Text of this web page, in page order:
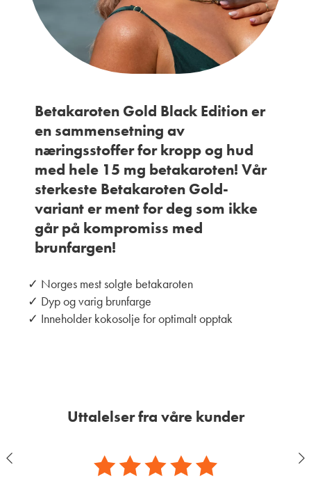
Betakaroten Gold Black Edition er
en sammensetning av
næringsstoffer for kropp og hud
med hele 15 mg betakaroten! Vår
sterkeste Betakaroten Gold-
variant er ment for deg som ikke
går på kompromiss med
brunfargen!
✓ Norges mest solgte betakaroten
✓ Dyp og varig brunfarge
✓ Inneholder kokosolje for optimalt opptak
Uttalelser fra våre kunder